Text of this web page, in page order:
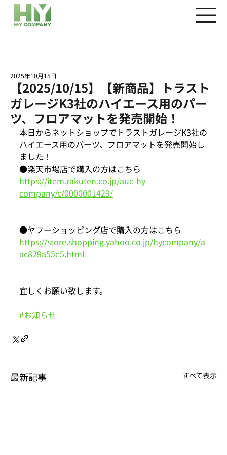
【2025/10/15】【新商品】トラスト
ガレージK3社のハイエース用のパー
ツ、フロアマットを発売開始！
2025年10月15日
本日からネットショップでトラストガレージK3社の
ハイエース用のパーツ、フロアマットを発売開始し
ました！
●楽天市場店で購入の方はこちら
https://item.rakuten.co.jp/auc-hy-
company/c/0000001429/
●ヤフーショッピング店で購入の方はこちら
https://store.shopping.yahoo.co.jp/hycompany/a
ac829a55e5.html
宜しくお願い致します。
#お知らせ
最新記事 すべて表示